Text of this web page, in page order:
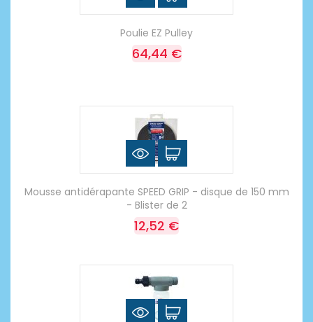
Poulie EZ Pulley
64,44 €
Mousse antidérapante SPEED GRIP - disque de 150 mm
- Blister de 2
12,52 €